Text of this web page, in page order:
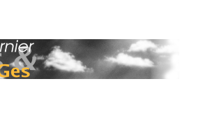
: teXtes & imaGes